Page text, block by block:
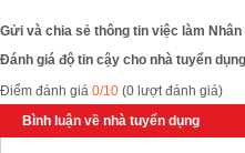
Gửi và chia sẻ thông tin việc làm
Đánh giá độ tin cậy cho nhà tuyển
Điểm đánh giá 0/10 (0 lượt đánh giá)
Bình luận về nhà tuyển dụng